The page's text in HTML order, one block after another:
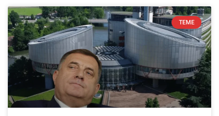
TEME